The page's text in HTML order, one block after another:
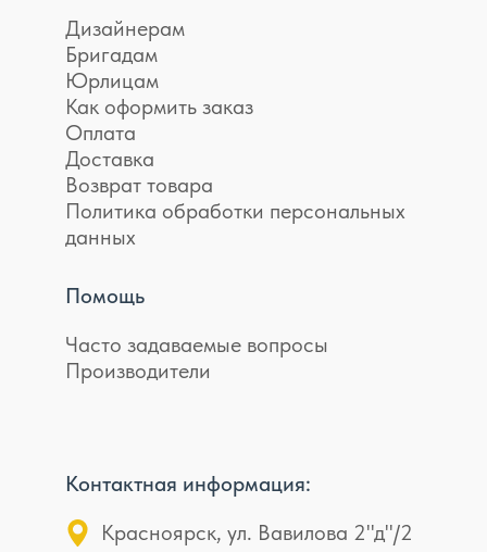
Дизайнерам
Бригадам
Юрлицам
Как оформить заказ
Оплата
Доставка
Возврат товара
Политика обработки персональных
данных
Помощь
Часто задаваемые вопросы
Производители
Контактная информация:
Красноярск, ул. Вавилова 2"д"/2